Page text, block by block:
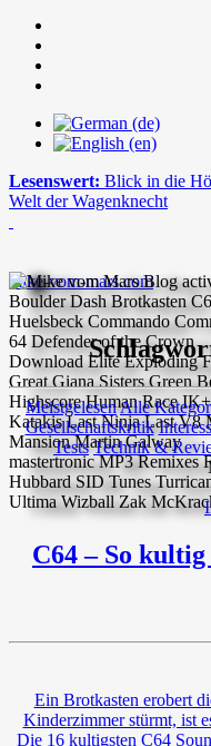
Lesenswert: Blick in die
Welt der Wagenknecht
mike-vom-mars.com
MeistgelesenAlle
Gesellschaftskritik
Tests Technik &
C64 – So
Ein Brotkasten erobert
Kinderzimmer stürmt, ist
Die 16 kultigsten C64